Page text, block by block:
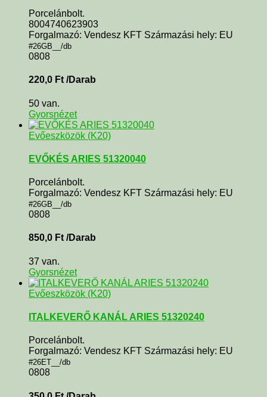
Porcelánbolt.
8004740623903
Forgalmazó: Vendesz KFT Származási hely: EU
#26GB__/db
0808
220,0 Ft /Darab
50 van.
Gyorsnézet
Evőeszközök (K20)
EVŐKÉS ARIES 51320040
Porcelánbolt.
Forgalmazó: Vendesz KFT Származási hely: EU
#26GB__/db
0808
850,0 Ft /Darab
37 van.
Gyorsnézet
Evőeszközök (K20)
ITALKEVERŐ KANÁL ARIES 51320240
Porcelánbolt.
Forgalmazó: Vendesz KFT Származási hely: EU
#26ET__/db
0808